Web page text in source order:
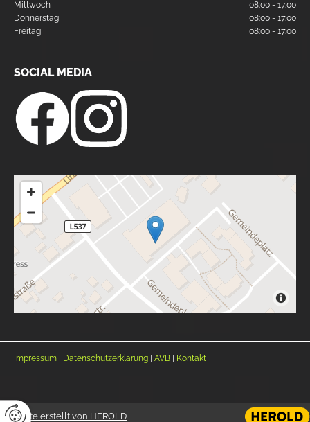
Mittwoch
08:00 - 17:00
Donnerstag
08:00 - 17:00
Freitag
08:00 - 17:00
SOCIAL MEDIA
Impressum | Datenschutzerklärung | AVB | Kontakt
Website erstellt von HEROLD